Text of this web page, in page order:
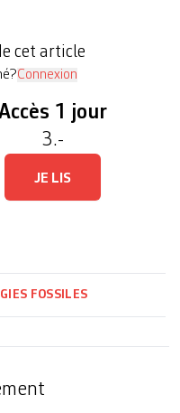
cet article
Connexion
1 jour
3.-
JE LIS
FOSSILES